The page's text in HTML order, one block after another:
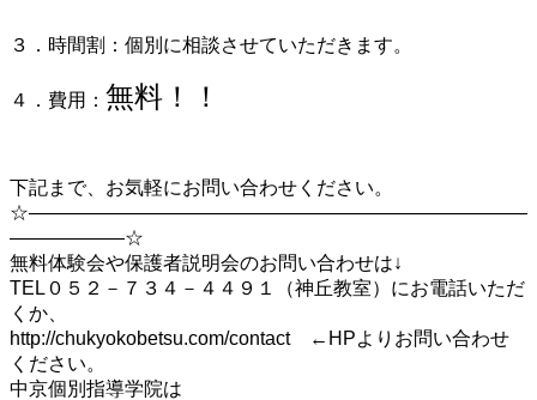
３．時間割：個別に相談させていただきます。
４．費用： 無料！！
下記まで、お気軽にお問い合わせください。
☆――――――――――――――――――――――――――
――――――☆
無料体験会や保護者説明会のお問い合わせは↓
TEL０５２－７３４－４４９１（神丘教室）にお電話いただ
くか、
http://chukyokobetsu.com/contact ←HPよりお問い合わせ
ください。
中京個別指導学院は